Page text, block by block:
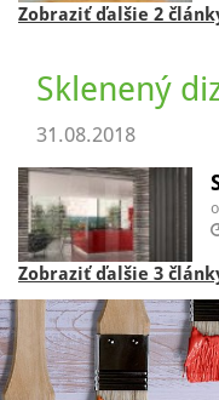
Zobraziť ďalšie 2
Sklenený
31.08.2018
Zobraziť ďalšie 3